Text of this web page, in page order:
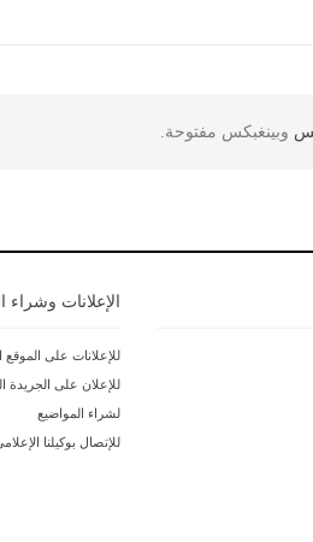
وبينغبكس مفتوحة.
الإعلانات وشراء
للإعلانات على الموقع
للإعلان على الجريدة
لشراء المواضيع
للإتصال بوكيلنا